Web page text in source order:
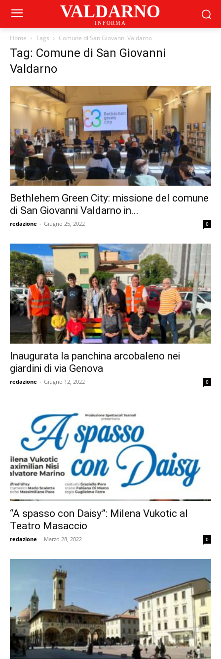
VALDARNO
INFORMA
Home Tags Comune di San Giovanni Valdarno
Tag: Comune di San Giovanni
Valdarno
Bethlehem Green City: missione del comune
di San Giovanni Valdarno in...
redazione - Giugno 25, 2022 0
Inaugurata la panchina arcobaleno nei
giardini di via Genova
redazione - Giugno 12, 2022 0
“A spasso con Daisy”: Milena Vukotic al
Teatro Masaccio
redazione - Marzo 28, 2022 0